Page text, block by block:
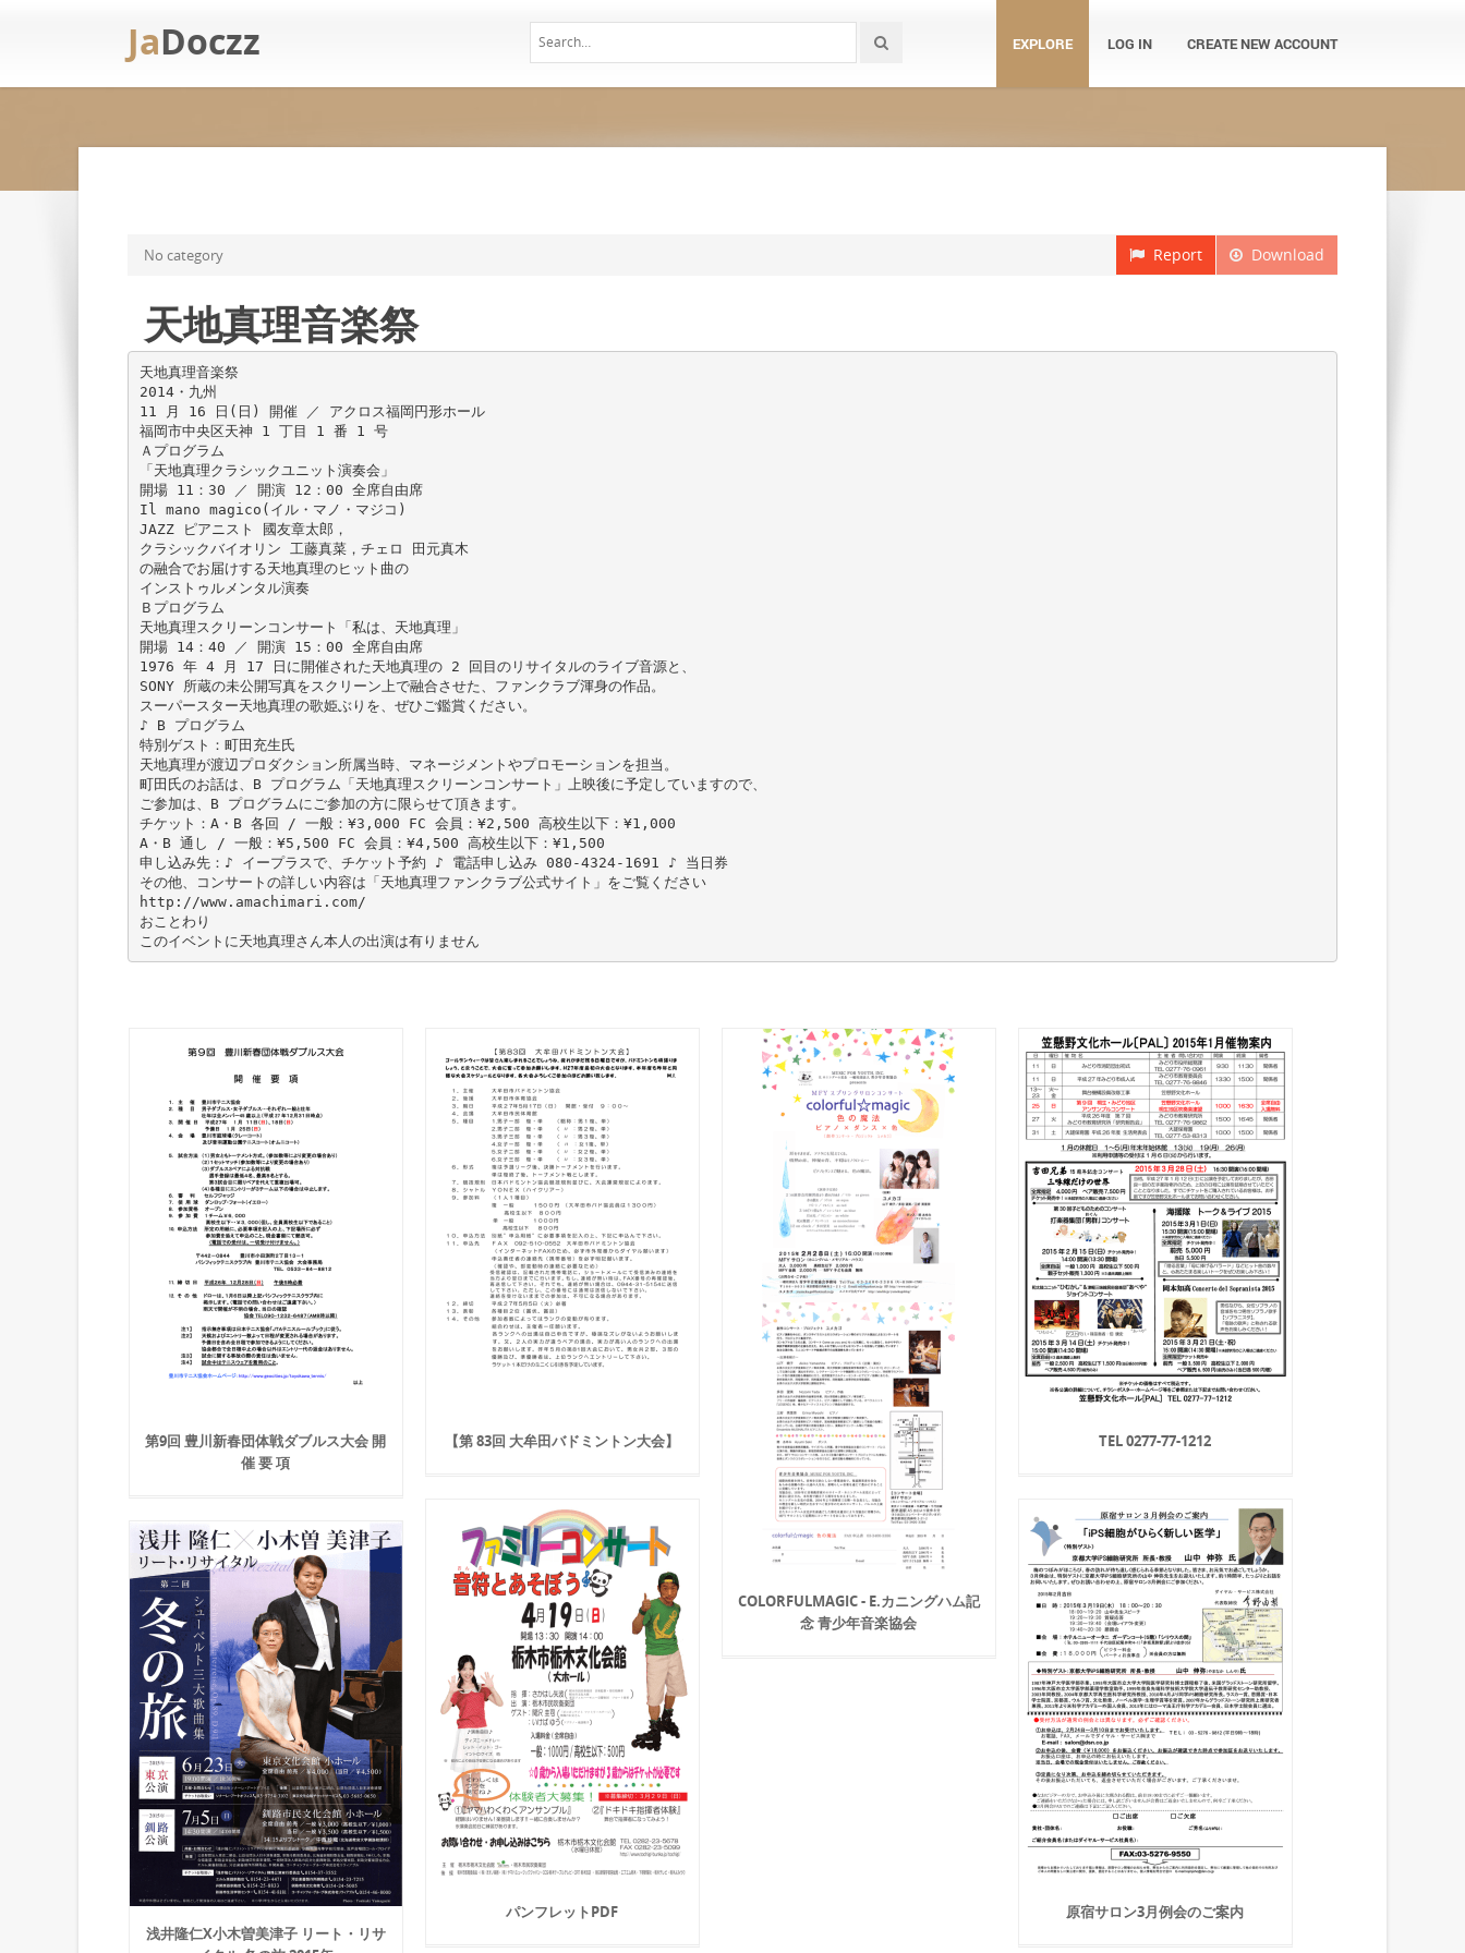
JaDoczz EXPLORE LOG IN CREATE NEW ACCOUNT
Download
Report
No category
天地真理音楽祭
天地真理音楽祭
2014・九州
11 月 16 日(日) 開催 ／ アクロス福岡円形ホール
福岡市中央区天神 1 丁目 1 番 1 号
Ａプログラム
「天地真理クラシックユニット演奏会」
開場 11：30 ／ 開演 12：00 全席自由席
Il mano magico(イル・マノ・マジコ)
JAZZ ピアニスト 國友章太郎，
クラシックバイオリン 工藤真菜，チェロ 田元真木
の融合でお届けする天地真理のヒット曲の
インストゥルメンタル演奏
Ｂプログラム
天地真理スクリーンコンサート「私は、天地真理」
開場 14：40 ／ 開演 15：00 全席自由席
1976 年 4 月 17 日に開催された天地真理の 2 回目のリサイタルのライブ音源と、
SONY 所蔵の未公開写真をスクリーン上で融合させた、ファンクラブ渾身の作品。
スーパースター天地真理の歌姫ぶりを、ぜひご鑑賞ください。
♪ B プログラム
特別ゲスト：町田充生氏
天地真理が渡辺プロダクション所属当時、マネージメントやプロモーションを担当。
町田氏のお話は、B プログラム「天地真理スクリーンコンサート」上映後に予定していますので、
ご参加は、B プログラムにご参加の方に限らせて頂きます。
チケット：A・B 各回 / 一般：¥3,000 FC 会員：¥2,500 高校生以下：¥1,000
A・B 通し / 一般：¥5,500 FC 会員：¥4,500 高校生以下：¥1,500
申し込み先：♪ イープラスで、チケット予約 ♪ 電話申し込み 080-4324-1691 ♪ 当日券
その他、コンサートの詳しい内容は「天地真理ファンクラブ公式サイト」をご覧ください
http://www.amachimari.com/
おことわり
第9回 豊川新春団体戦ダブルス大会 開
催 要 項
【第 83回 大牟田バドミントン大会】
COLORFULMAGIC - E.カニングハム記
念 青少年音楽協会
TEL 0277-77-1212
パンフレットPDF
原宿サロン3月例会のご案内
浅井隆仁X小木曽美津子 リート・リサ